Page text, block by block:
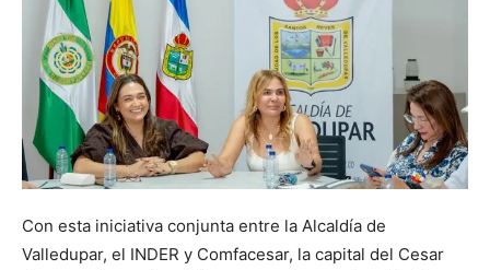
Con esta iniciativa conjunta entre la Alcaldía de
Valledupar, el INDER y Comfacesar, la capital del Cesar